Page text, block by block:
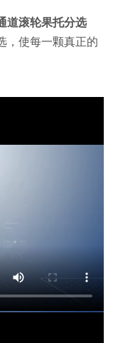
道滚轮果托分选
，使每一颗真正的